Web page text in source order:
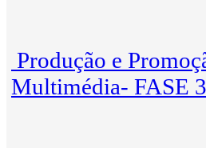
Produção e
Multimédia- FASE 3